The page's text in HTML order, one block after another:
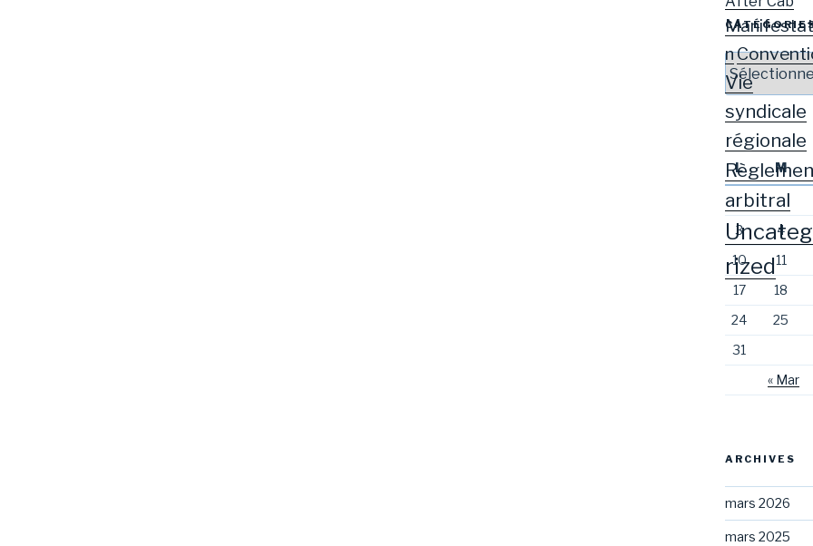
n
Vie
syndicale
régionale
arbitral
rized
Catégories
L M
« Mar
3
4
10
11
17
18
24
25
31
ARCHIVES
mars 2026
mars 2025